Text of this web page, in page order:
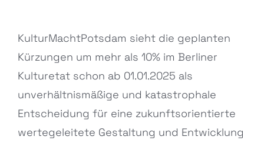
grösseres
Bild
KulturMachtPotsdam sieht die geplanten
Kürzungen um mehr als 10% im Berliner
Kulturetat schon ab 01.01.2025 als
unverhältnismäßige und katastrophale
Entscheidung für eine zukunftsorientierte
wertegeleitete Gestaltung und Entwicklung